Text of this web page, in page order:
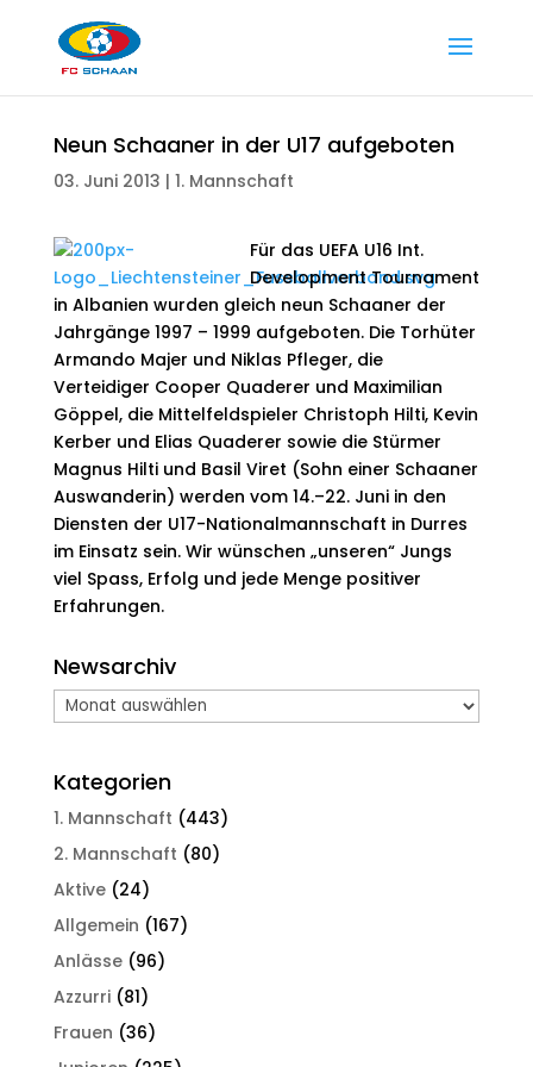
Neun Schaaner in der U17 aufgeboten
03. Juni 2013 | 1. Mannschaft
Für das UEFA U16 Int.
Development Tournament
in Albanien wurden gleich neun Schaaner der
Jahrgänge 1997 – 1999 aufgeboten. Die Torhüter
Armando Majer und Niklas Pfleger, die
Verteidiger Cooper Quaderer und Maximilian
Göppel, die Mittelfeldspieler Christoph Hilti, Kevin
Kerber und Elias Quaderer sowie die Stürmer
Magnus Hilti und Basil Viret (Sohn einer Schaaner
Auswanderin) werden vom 14.–22. Juni in den
Diensten der U17-Nationalmannschaft in Durres
im Einsatz sein. Wir wünschen „unseren“ Jungs
viel Spass, Erfolg und jede Menge positiver
Erfahrungen.
Newsarchiv
Newsarchiv
Kategorien
1. Mannschaft (443)
2. Mannschaft (80)
Aktive(24)
Allgemein (167)
Anlässe(96)
Azzurri(81)
Frauen (36)